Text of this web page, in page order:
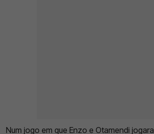
Num jogo em que Enzo e Otamendi